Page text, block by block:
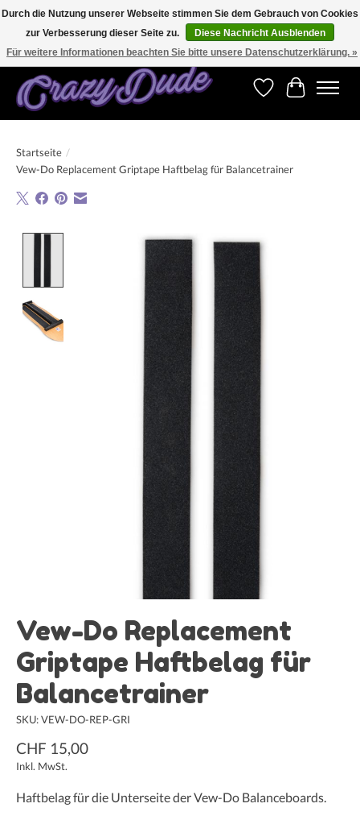
Versandkostenfrei bestellen ab CHF 200.00 in der Schweiz und ab EUR 250.00 in den
meisten Ländern weltweit.
Wunschzettel
Ihr
Startseite /
Vew-Do Replacement Griptape Haftbelag für Balancetrainer
Product image slideshow Items
Vew-Do Replacement
Griptape Haftbelag für
Balancetrainer
SKU: VEW-DO-REP-GRI
CHF 15,00
Inkl. MwSt.
Haftbelag für die Unterseite der Vew-Do Balanceboards.
Durch die Nutzung unserer Webseite stimmen Sie dem Gebrauch von Cookies
zur Verbesserung dieser Seite zu.
Diese Nachricht Ausblenden
Für weitere Informationen beachten Sie bitte unsere Datenschutzerklärung. »